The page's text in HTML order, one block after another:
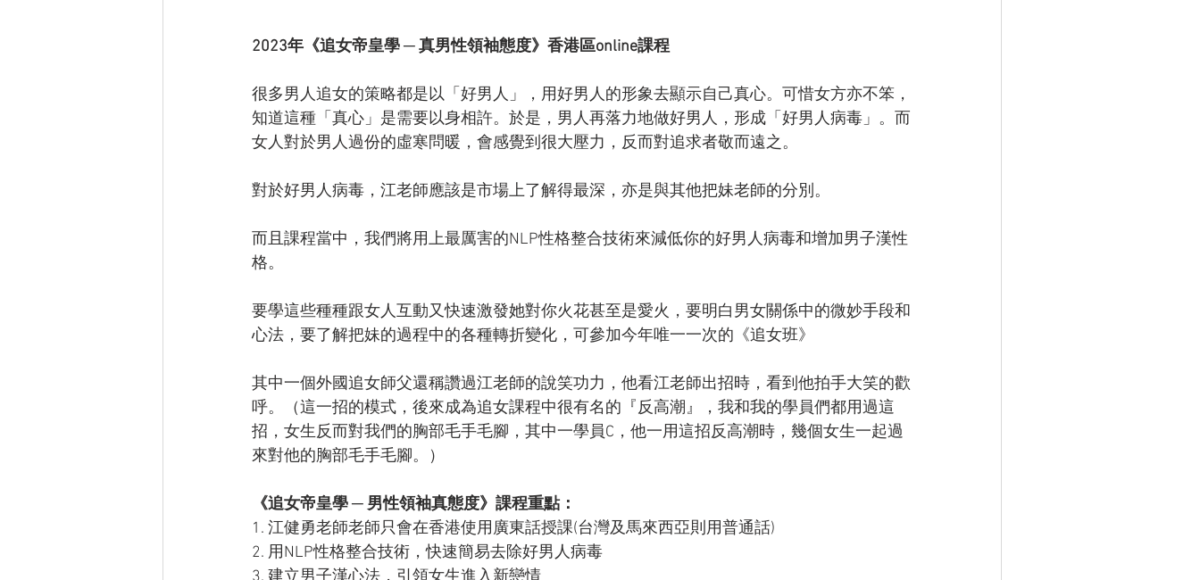
2023年《追女帝皇學 ─ 真男性領袖態度》香港區online課程
很多男人追女的策略都是以「好男人」，用好男人的形象去顯示自己真心。可惜女方亦不笨，
知道這種「真心」是需要以身相許。於是，男人再落力地做好男人，形成「好男人病毒」。而
女人對於男人過份的虛寒問暖，會感覺到很大壓力，反而對追求者敬而遠之。
對於好男人病毒，江老師應該是市場上了解得最深，亦是與其他把妹老師的分別。
而且課程當中，我們將用上最厲害的NLP性格整合技術來減低你的好男人病毒和增加男子漢性
格。
要學這些種種跟女人互動又快速激發她對你火花甚至是愛火，要明白男女關係中的微妙手段和
心法，要了解把妹的過程中的各種轉折變化，可參加今年唯一一次的《追女班》
其中一個外國追女師父還稱讚過江老師的說笑功力，他看江老師出招時，看到他拍手大笑的歡
呼。（這一招的模式，後來成為追女課程中很有名的『反高潮』，我和我的學員們都用過這
招，女生反而對我們的胸部毛手毛腳，其中一學員C，他一用這招反高潮時，幾個女生一起過
來對他的胸部毛手毛腳。）
《追女帝皇學 ─ 男性領袖真態度》課程重點：
1. 江健勇老師老師只會在香港使用廣東話授課(台灣及馬來西亞則用普通話)
2. 用NLP性格整合技術，快速簡易去除好男人病毒